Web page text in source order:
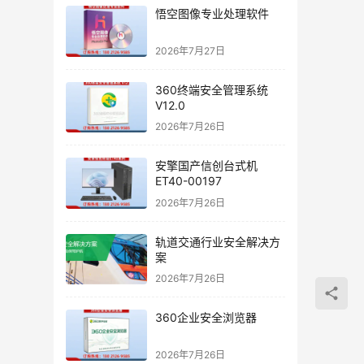
悟空图像专业处理软件
2026年7月27日
360终端安全管理系统
V12.0
2026年7月26日
安擎国产信创台式机
ET40-00197
2026年7月26日
轨道交通行业安全解决方
案
2026年7月26日
360企业安全浏览器
2026年7月26日